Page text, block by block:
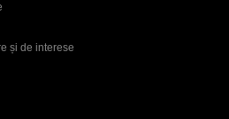
și de interese